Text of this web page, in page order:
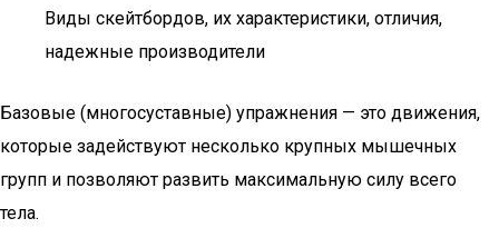
Виды скейтбордов, их характеристики, отличия,
надежные производители
Базовые (многосуставные) упражнения — это движения,
которые задействуют несколько крупных мышечных
групп и позволяют развить максимальную силу всего
тела.